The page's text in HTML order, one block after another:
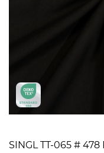
SINGL TT-065 # 478